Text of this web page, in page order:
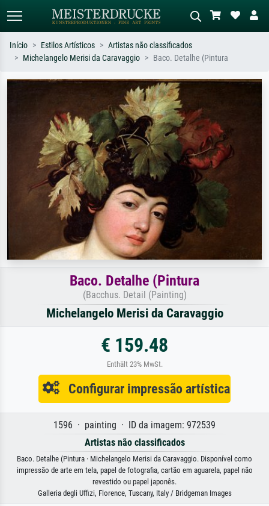
Pesquise por artista, título ou estilo –
ex: Monet, Noite Estrelada,
impressionismo, onda de Hokusai, nu.
Descreva a cena – ex: prado verde,
abstrato com muito vermelho, pintura
a óleo escura, nu em pé ao lado de
uma árvore.
Início Estilos Artísticos
Artistas não classificados
Michelangelo Merisi da Caravaggio
Baco. Detalhe (Pintura
Baco. Detalhe (Pintura
(Bacchus. Detail (Painting)
Michelangelo Merisi da Caravaggio
€ 159.48
Enthält 23% MwSt.
Configurar impressão artística
1596 · painting · ID da imagem: 972539
Artistas não classificados
Baco. Detalhe (Pintura · Michelangelo Merisi da Caravaggio. Disponível como
impressão de arte em tela, papel de fotografia, cartão em aguarela, papel não
revestido ou papel japonês.
Galleria degli Uffizi, Florence, Tuscany, Italy / Bridgeman Images